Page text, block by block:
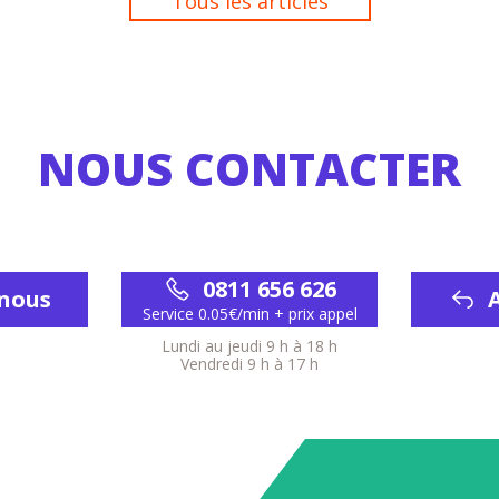
NOUS CONTACTER
0811 656 626
Service 0.05€/min + prix appel
Lundi au jeudi 9 h à 18 h
Vendredi 9 h à 17 h